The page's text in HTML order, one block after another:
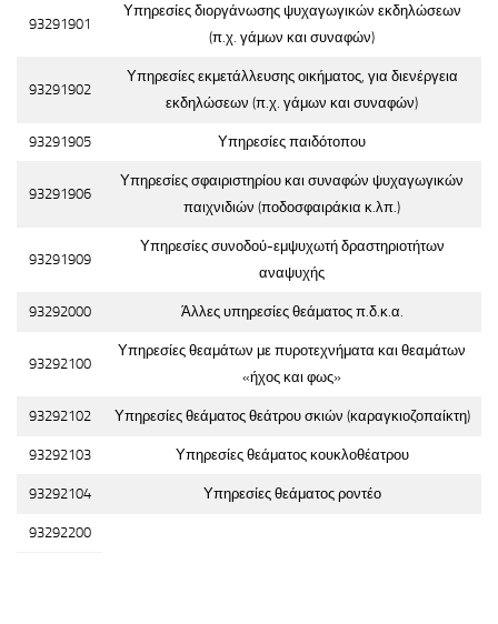
93291901
Υπηρεσίες διοργάνωσης ψυχαγωγικών εκδηλώσεων
(π.χ. γάμων και συναφών)
93291902
Υπηρεσίες εκμετάλλευσης οικήματος, για διενέργεια
εκδηλώσεων (π.χ. γάμων και συναφών)
93291905 Υπηρεσίες παιδότοπου
93291906
Υπηρεσίες σφαιριστηρίου και συναφών ψυχαγωγικών
παιχνιδιών (ποδοσφαιράκια κ.λπ.)
93291909
Υπηρεσίες συνοδού-εμψυχωτή δραστηριοτήτων
αναψυχής
93292000 Άλλες υπηρεσίες θεάματος π.δ.κ.α.
93292100
Υπηρεσίες θεαμάτων με πυροτεχνήματα και θεαμάτων
«ήχος και φως»
93292102 Υπηρεσίες θεάματος θεάτρου σκιών (καραγκιοζοπαίκτη)
93292103 Υπηρεσίες θεάματος κουκλοθέατρου
93292104 Υπηρεσίες θεάματος ροντέο
93292200